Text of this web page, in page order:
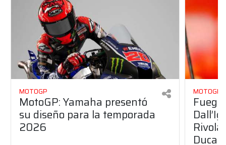
MOTOGP
MotoGP: Yamaha presentó
su diseño para la temporada
2026
MOTOGP
Ducati